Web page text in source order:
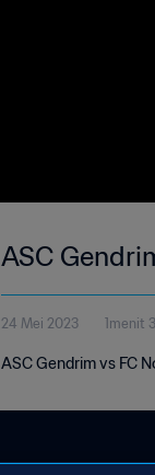
ASC
24 Mei 2023 1menit
ASC Gendrim vs FC